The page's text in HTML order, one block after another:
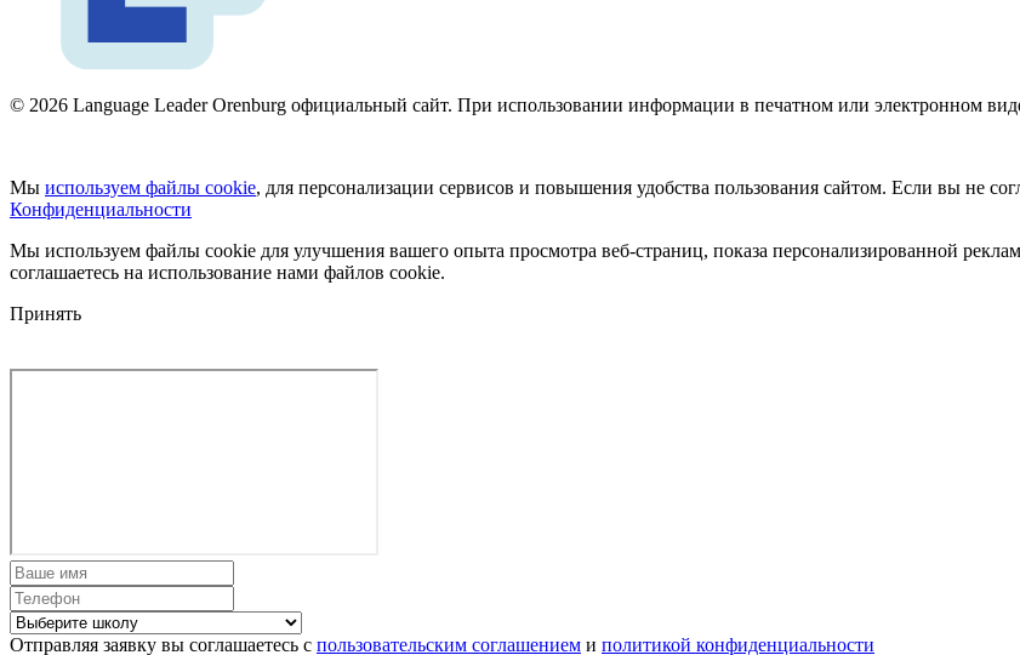
© 2026 Language Leader Orenburg официальный сайт. При использовании информации в печатном или электронном виде
Мы используем файлы cookie, для персонализации сервисов и повышения удобства пользования сайтом. Если вы не
Конфиденциальности
Мы используем файлы cookie для улучшения вашего опыта просмотра веб-страниц, показа персонализированной
соглашаетесь на использование нами файлов cookie.
Принять
Отправляя заявку вы соглашаетесь с пользовательским соглашением и политикой конфиденциальности